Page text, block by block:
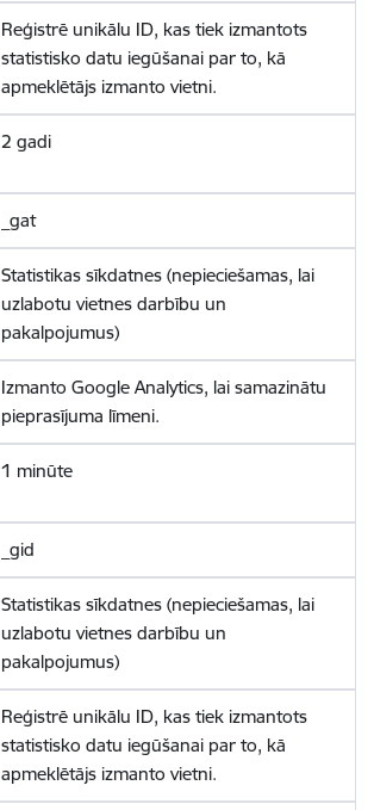
Reģistrē unikālu ID, kas tiek izmantots
statistisko datu iegūšanai par to, kā
apmeklētājs izmanto vietni.
2 gadi
_gat
Statistikas sīkdatnes (nepieciešamas, lai
uzlabotu vietnes darbību un
pakalpojumus)
Izmanto Google Analytics, lai samazinātu
pieprasījuma līmeni.
1 minūte
_gid
Statistikas sīkdatnes (nepieciešamas, lai
uzlabotu vietnes darbību un
pakalpojumus)
Reģistrē unikālu ID, kas tiek izmantots
statistisko datu iegūšanai par to, kā
apmeklētājs izmanto vietni.